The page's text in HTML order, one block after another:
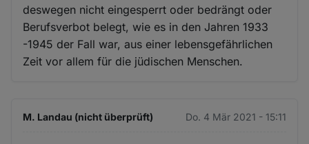
deswegen nicht eingesperrt oder bedrängt oder
Berufsverbot belegt, wie es in den Jahren 1933
-1945 der Fall war, aus einer lebensgefährlichen
Zeit vor allem für die jüdischen Menschen.
M. Landau (nicht überprüft) Do. 4 Mär 2021 - 15:11